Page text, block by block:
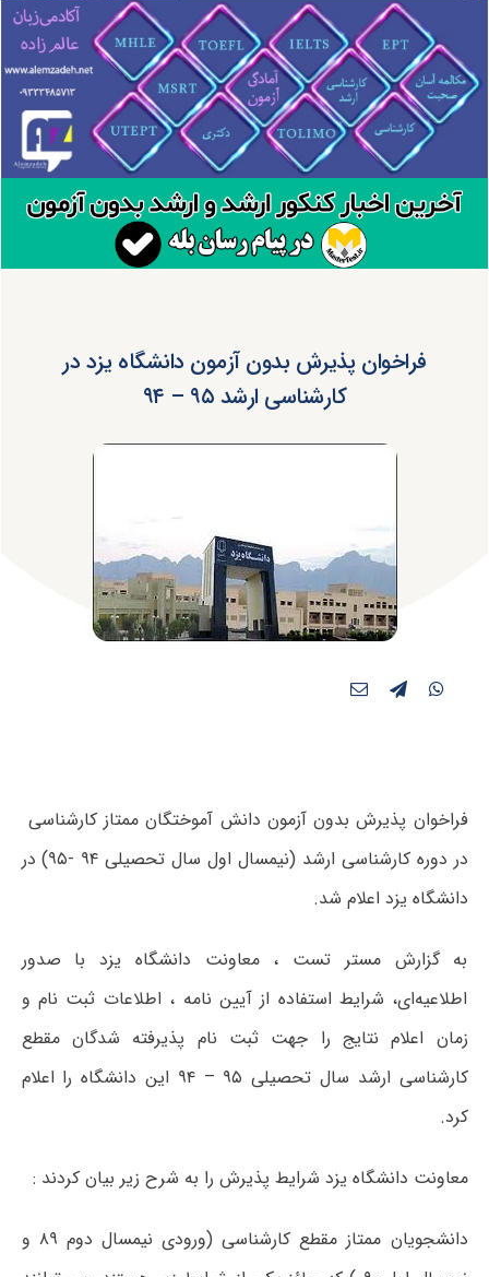
فراخوان پذیرش بدون آزمون دانشگاه یزد در
کارشناسی ارشد ۹۵ – ۹۴
فراخوان پذیرش بدون آزمون دانش آموختگان ممتاز کارشناسی
در دوره کارشناسی ارشد (نیمسال اول سال تحصیلی ۹۴ -۹۵) در
دانشگاه یزد اعلام شد.
به گزارش مستر تست ، معاونت دانشگاه یزد با صدور
اطلاعیه‌ای، شرایط استفاده از آیین نامه ، اطلاعات ثبت نام و
زمان اعلام نتایج را جهت ثبت نام پذیرفته شدگان مقطع
کارشناسی ارشد سال تحصیلی ۹۵ – ۹۴ این دانشگاه را اعلام
کرد.
معاونت دانشگاه یزد شرایط پذیرش را به شرح زیر بیان کردند :
دانشجویان ممتاز مقطع کارشناسی (ورودی نیمسال دوم ۸۹ و